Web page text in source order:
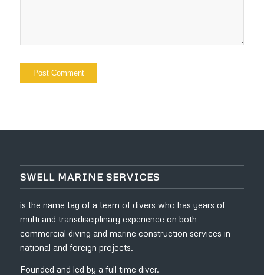
SWELL MARINE SERVICES
is the name tag of a team of divers who has years of
multi and transdisciplinary experience on both
commercial diving and marine construction services in
national and foreign projects.
Founded and led by a full time diver.